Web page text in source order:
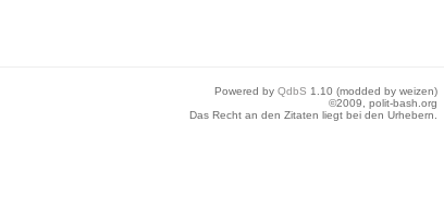
Powered by QdbS 1.10 (modded by weizen)
©2009, polit-bash.org
Das Recht an den Zitaten liegt bei den Urhebern.